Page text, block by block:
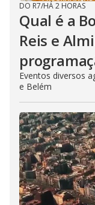
DO R7/HÁ 2 HORAS
Qual é a
Reis e
Eventos diversos
e Belém